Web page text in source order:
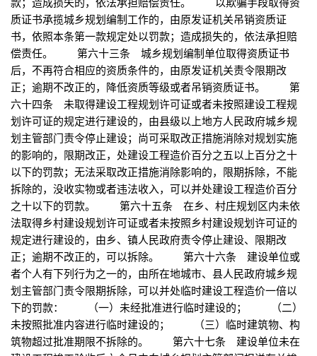
质证书承揽城乡规划编制工作的，由原发证机关吊销资质证
书，依照本条第一款规定处以罚款；造成损失的，依法承担赔
偿责任。 第六十三条 城乡规划编制单位取得资质证书
后，不再符合相应的资质条件的，由原发证机关责令限期改
正；逾期不改正的，降低资质等级或者吊销资质证书。 第
六十四条 未取得建设工程规划许可证或者未按照建设工程规
划许可证的规定进行建设的，由县级以上地方人民政府城乡规
划主管部门责令停止建设；尚可采取改正措施消除对规划实施
的影响的，限期改正，处建设工程造价百分之五以上百分之十
以下的罚款；无法采取改正措施消除影响的，限期拆除，不能
拆除的，没收实物或者违法收入，可以并处建设工程造价百分
之十以下的罚款。 第六十五条 在乡、村庄规划区内未依
法取得乡村建设规划许可证或者未按照乡村建设规划许可证的
规定进行建设的，由乡、镇人民政府责令停止建设、限期改
正；逾期不改正的，可以拆除。 第六十六条 建设单位或
者个人有下列行为之一的，由所在地城市、县人民政府城乡规
划主管部门责令限期拆除，可以并处临时建设工程造价一倍以
下的罚款： （一）未经批准进行临时建设的； （二）
未按照批准内容进行临时建设的； （三）临时建筑物、构
筑物超过批准期限不拆除的。 第六十七条 建设单位未在